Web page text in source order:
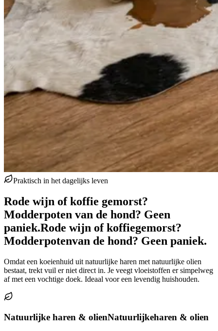
Praktisch in het dagelijks leven
Rode wijn of koffie gemorst?
Modderpoten van de hond? Geen
paniek.Rode wijn of koffiegemorst?
Modderpotenvan de hond? Geen paniek.
Omdat een koeienhuid uit natuurlijke haren met natuurlijke olien
bestaat, trekt vuil er niet direct in. Je veegt vloeistoffen er simpelweg
af met een vochtige doek. Ideaal voor een levendig huishouden.
Natuurlijke haren & olienNatuurlijkeharen & olien